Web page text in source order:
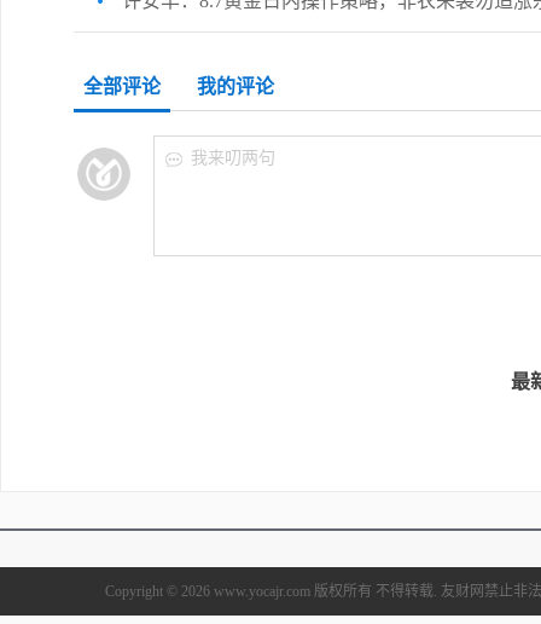
全部评论 我的评论
我来叨两句
最
Copyright © 2026 www.yocajr.com 版权所有 不得转载. 友财网禁止非